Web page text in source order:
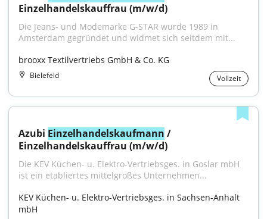
Einzelhandelskauffrau (m/w/d)
Die Jeans- und Modemarke G-STAR wurde 1989 in
Amsterdam gegründet und widmet sich seitdem mit...
brooxx Textilvertriebs GmbH & Co. KG
Bielefeld Vollzeit
Azubi Einzelhandelskaufmann /
Einzelhandelskauffrau (m/w/d)
Die KEV Küchen- u. Elektro-Vertriebsges. in Goslar mbH
ist ein etabliertes mittelgroßes Unternehmen...
KEV Küchen- u. Elektro-Vertriebsges. in Sachsen-Anhalt
mbH